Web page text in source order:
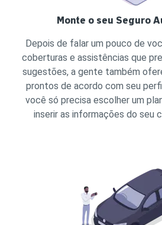
Monte o seu Seguro
Depois de falar um pouco de
coberturas e assistências que
sugestões, a gente também
prontos de acordo com seu
você só precisa escolher um
inserir as informações do seu